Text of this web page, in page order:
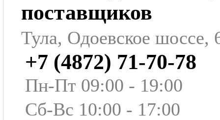
поставщиков
Тула, Одоевское шоссе,
+7 (4872) 71-70-78
Пн-Пт 09:00 - 19:00
Сб-Вс 10:00 - 17:00